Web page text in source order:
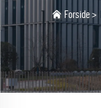
Forside>